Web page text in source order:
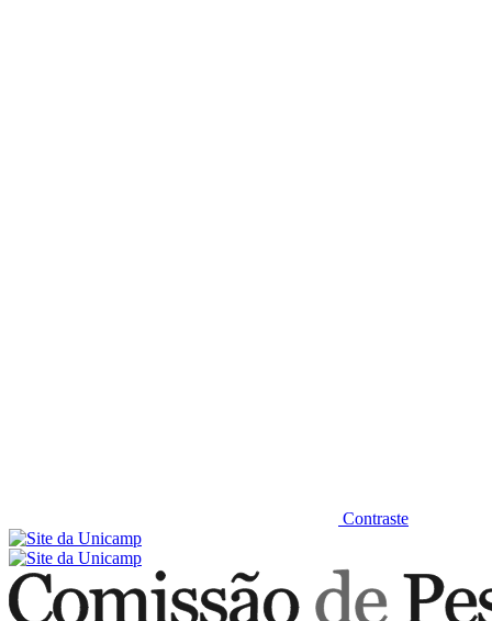
Contraste